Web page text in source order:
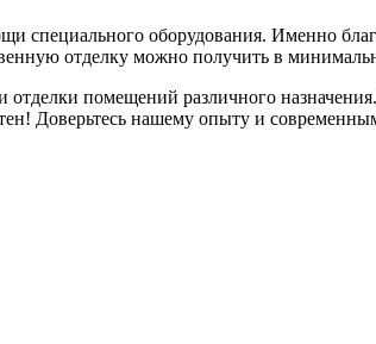
специального оборудования. Именно
отделку можно получить в
помещений различного
Доверьтесь нашему опыту и